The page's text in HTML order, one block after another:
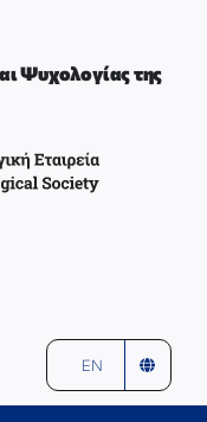
Ψυχολογίας της
EN